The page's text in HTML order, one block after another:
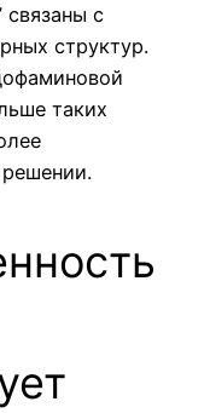
связаны с
структур.
таких